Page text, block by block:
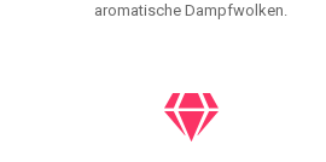
aromatische Dampfwolken.